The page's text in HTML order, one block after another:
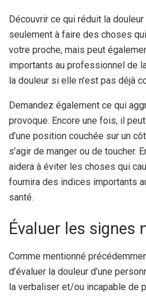
Découvrir ce qui réduit la
seulement à faire des choses
votre proche, mais peut
importants au professionnel de
la douleur si elle n’est pas déjà
Demandez également ce qui
provoque. Encore une fois, il peut
d’une position couchée sur un
s’agir de manger ou de toucher.
aidera à éviter les choses qui
fournira des indices importants
santé.
Évaluer les signes
Comme mentionné
d’évaluer la douleur d’une
la verbaliser et/ou incapable de